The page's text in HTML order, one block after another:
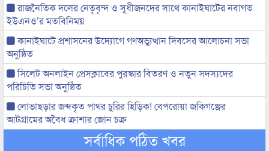
রাজনৈতিক দলের নেতৃবৃন্দ ও সুধীজনদের সাথে কানাইঘাটের নবাগত
ইউএনও’র মতবিনিময়
কানাইঘাটে প্রশাসনের উদ্যোগে গণঅভ্যুত্থান দিবসের আলোচনা সভা
অনুষ্ঠিত
সিলেট অনলাইন প্রেসক্লাবের পুরস্কার বিতরণ ও নতুন সদস্যদের
পরিচিতি সভা অনুষ্ঠিত
লোভাছড়ার জব্দকৃত পাথর চুরির হিড়িক! বেপরোয়া জকিগঞ্জের
আটগ্রামের অবৈধ ক্রাশার জোন চক্র
সর্বাধিক পঠিত খবর